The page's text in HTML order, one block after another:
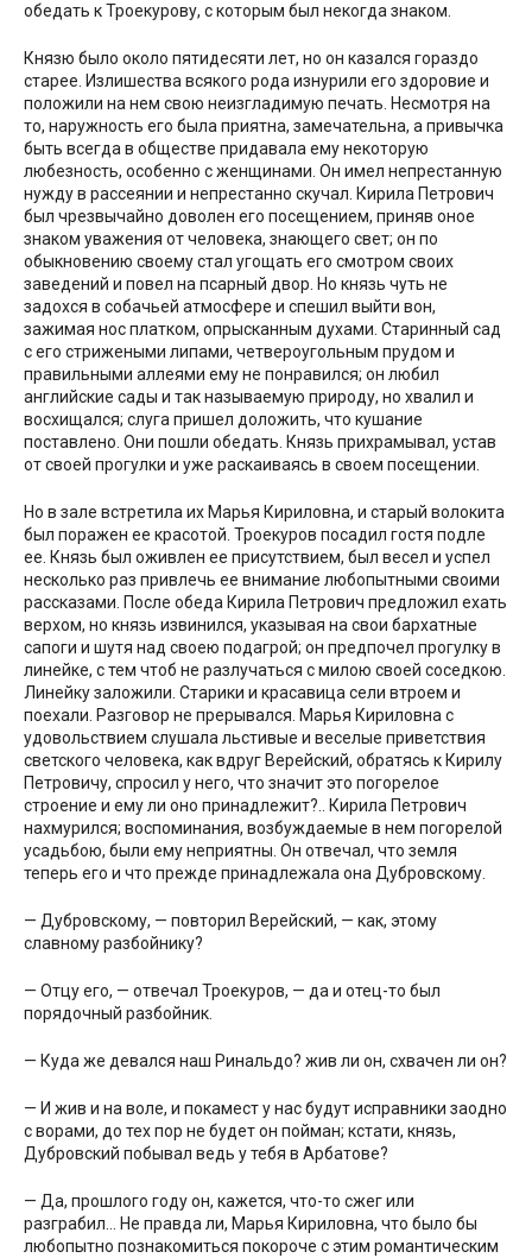
обедать к Троекурову, с которым был некогда знаком.
Князю было около пятидесяти лет, но он казался гораздо
старее. Излишества всякого рода изнурили его здоровие и
положили на нем свою неизгладимую печать. Несмотря на
то, наружность его была приятна, замечательна, а привычка
быть всегда в обществе придавала ему некоторую
любезность, особенно с женщинами. Он имел непрестанную
нужду в рассеянии и непрестанно скучал. Кирила Петрович
был чрезвычайно доволен его посещением, приняв оное
знаком уважения от человека, знающего свет; он по
обыкновению своему стал угощать его смотром своих
заведений и повел на псарный двор. Но князь чуть не
задохся в собачьей атмосфере и спешил выйти вон,
зажимая нос платком, опрысканным духами. Старинный сад
с его стрижеными липами, четвероугольным прудом и
правильными аллеями ему не понравился; он любил
английские сады и так называемую природу, но хвалил и
восхищался; слуга пришел доложить, что кушание
поставлено. Они пошли обедать. Князь прихрамывал, устав
от своей прогулки и уже раскаиваясь в своем посещении.
Но в зале встретила их Марья Кириловна, и старый волокита
был поражен ее красотой. Троекуров посадил гостя подле
ее. Князь был оживлен ее присутствием, был весел и успел
несколько раз привлечь ее внимание любопытными своими
рассказами. После обеда Кирила Петрович предложил ехать
верхом, но князь извинился, указывая на свои бархатные
сапоги и шутя над своею подагрой; он предпочел прогулку в
линейке, с тем чтоб не разлучаться с милою своей соседкою.
Линейку заложили. Старики и красавица сели втроем и
поехали. Разговор не прерывался. Марья Кириловна с
удовольствием слушала льстивые и веселые приветствия
светского человека, как вдруг Верейский, обратясь к Кирилу
Петровичу, спросил у него, что значит это погорелое
строение и ему ли оно принадлежит?.. Кирила Петрович
нахмурился; воспоминания, возбуждаемые в нем погорелой
усадьбою, были ему неприятны. Он отвечал, что земля
теперь его и что прежде принадлежала она Дубровскому.
— Дубровскому, — повторил Верейский, — как, этому
славному разбойнику?
— Отцу его, — отвечал Троекуров, — да и отец-то был
порядочный разбойник.
— Куда же девался наш Ринальдо? жив ли он, схвачен ли он?
— И жив и на воле, и покамест у нас будут исправники заодно
с ворами, до тех пор не будет он пойман; кстати, князь,
Дубровский побывал ведь у тебя в Арбатове?
— Да, прошлого году он, кажется, что-то сжег или
разграбил… Не правда ли, Марья Кириловна, что было бы
любопытно познакомиться покороче с этим романтическим